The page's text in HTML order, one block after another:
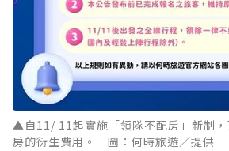
▲自11/ 11起實施「領隊不配房」新制
房的衍生費用。 圖：何時旅遊／提供